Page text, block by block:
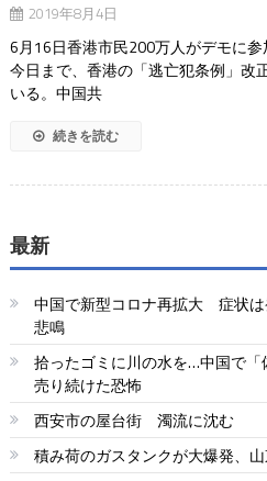
2019年8月4日
6月16日香港市民200万人がデモに
今日まで、香港の「逃亡犯条例」改
いる。中国共
続きを読む
最新
中国で新型コロナ再拡大 症状
悲鳴
拾ったゴミに川の水を…中国で
売り続けた恐怖
西安市の屋台街 濁流に沈む
積み荷のガスタンクが大爆発、